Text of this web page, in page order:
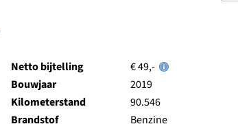
Netto bijtelling
€ 49,-
Bouwjaar
2019
Kilometerstand
90.546
Brandstof
Benzine